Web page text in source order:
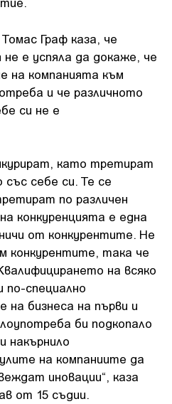
Граф каза, че
не е успяла да докаже, че
на компанията към
и че различното
си не е
като третират
със себе си. Те се
по различен
конкуренцията е една
от конкурентите. Не
конкурентите, така че
на всяко
по-специално
на бизнеса на първи и
би подкопало
накърнило
на компаниите да
иновации“, каза
от 15 съдии.